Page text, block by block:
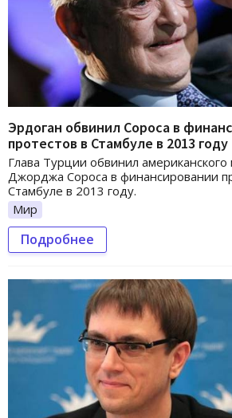
Эрдоган обвинил Сороса в
протестов в Стамбуле в 2013 году
Глава Турции обвинил
Джорджа Сороса в финансировании
Стамбуле в 2013 году.
Мир
Подробнее